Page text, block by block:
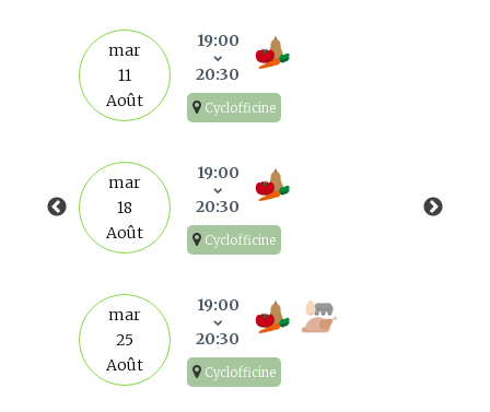
mar
11
Août
19:00
20:30
Cyclofficine
mar
18
Août
19:00
20:30
Cyclofficine
mar
25
Août
19:00
20:30
Cyclofficine